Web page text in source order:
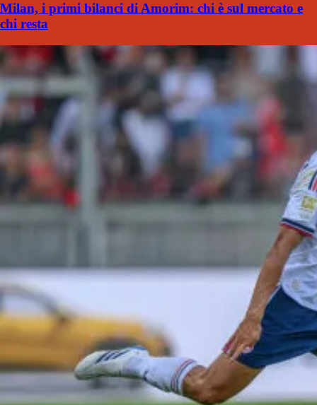
Milan, i primi bilanci di Amorim: chi è sul mercato e
chi resta